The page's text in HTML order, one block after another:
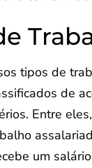
tipos de
de
Entre
um